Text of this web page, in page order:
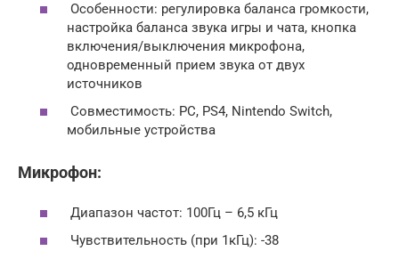
Особенности: регулировка баланса громкости,
настройка баланса звука игры и чата, кнопка
включения/выключения микрофона,
одновременный прием звука от двух
источников
Совместимость: РС, PS4, Nintendo Switch,
мобильные устройства
Микрофон:
Диапазон частот: 100Гц – 6,5 кГц
Чувствительность (при 1кГц): -38